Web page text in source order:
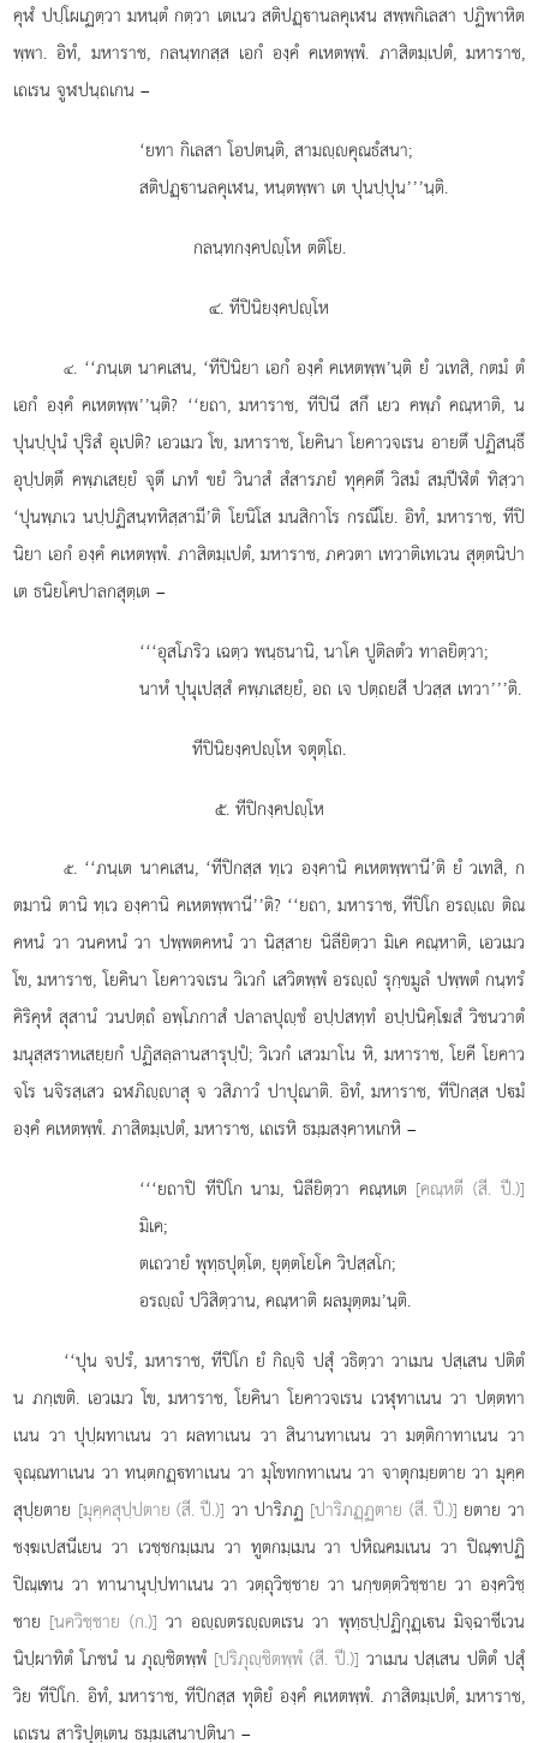
คุฬํ ปปฺโผเฏตฺวา มหนฺตํ กตฺวา เตเนว สติปฏฺานลคุเฬน สพฺพกิเลสา ปฏิพาหิต
พฺพา. อิทํ, มหาราช, กลนฺทกสฺส เอกํ องฺคํ คเหตพฺพํ. ภาสิตมฺเปตํ, มหาราช,
เถเรน จูฬปนฺถเกน –
‘ยทา กิเลสา โอปตนฺติ, สามฺคุณธํสนา;
สติปฏฺานลคุเฬน, หนฺตพฺพา เต ปุนปฺปุน’’’นฺติ.
กลนฺทกงฺคปฺโห ตติโย.
๔. ทีปินิยงฺคปฺโห
๔. ‘‘ภนฺเตนาคเสน, ‘ทีปินิยา เอกํ องฺคํ คเหตพฺพ’นฺติ ยํ วเทสิ, กตมํ ตํ
เอกํ องฺคํ คเหตพฺพ’’นฺติ? ‘‘ยถา, มหาราช, ทีปินี สกึ เยว คพฺภํ คณฺหาติ, น
ปุนปฺปุนํ ปุริสํ อุเปติ? เอวเมว โข, มหาราช, โยคินา โยคาวจเรน อายตึ ปฏิสนฺธึ
อุปฺปตฺตึ คพฺภเสยฺยํ จุตึ เภทํ ขยํ วินาสํ สํสารภยํ ทุคฺคตึ วิสมํ สมฺปีฬิตํ ทิสฺวา
‘ปุนพฺภเวนปฺปฏิสนฺทหิสฺสามี’ติ โยนิโส มนสิกาโร กรณีโย. อิทํ, มหาราช, ทีปิ
นิยา เอกํ องฺคํ คเหตพฺพํ. ภาสิตมฺเปตํ, มหาราช, ภควตา เทวาติเทเวน สุตฺตนิปา
เต ธนิยโคปาลกสุตฺเต –
‘‘‘อุสโภริว เฉตฺว พนฺธนานิ, นาโค ปูติลตํว ทาลยิตฺวา;
นาหํ ปุนุเปสฺสํ คพฺภเสยฺยํ, อถ เจ ปตฺถยสี ปวสฺส เทวา’’’ติ.
ทีปินิยงฺคปฺโห จตุตฺโถ.
๕. ทีปิกงฺคปฺโห
๕. ‘‘ภนฺเต นาคเสน, ‘ทีปิกสฺส ทฺเว องฺคานิ คเหตพฺพานี’ติ ยํ วเทสิ, ก
ตมานิ ตานิ ทฺเว องฺคานิ คเหตพฺพานี’’ติ? ‘‘ยถา, มหาราช, ทีปิโก อรฺเ ติณ
คหนํ วา วนคหนํ วา ปพฺพตคหนํ วา นิสฺสาย นิลียิตฺวา มิเค คณฺหาติ, เอวเมว
โข, มหาราช, โยคินา โยคาวจเรน วิเวกํ เสวิตพฺพํ อรฺํ รุกฺขมูลํ ปพฺพตํ กนฺทรํ
คิริคุหํ สุสานํ วนปตฺถํ อพฺโภกาสํ ปลาลปุฺชํ อปฺปสทฺทํ อปฺปนิคฺโฆสํ วิชนวาตํ
มนุสฺสราหเสยฺยกํ ปฏิสลฺลานสารุปฺปํ; วิเวกํ เสวมาโน หิ, มหาราช, โยคี โยคาว
จโร นจิรสฺเสว ฉฬภิฺาสุ จ วสิภาวํ ปาปุณาติ. อิทํ, มหาราช, ทีปิกสฺส ปมํ
องฺคํ คเหตพฺพํ. ภาสิตมฺเปตํ, มหาราช, เถเรหิ ธมฺมสงฺคาหเกหิ –
‘‘‘ยถาปิ ทีปิโก นาม, นิลียิตฺวา คณฺหเต [คณฺหตี (สี. ปี.)]
มิเค;
ตเถวายํ พุทฺธปุตฺโต, ยุตฺตโยโค วิปสฺสโก;
อรฺํ ปวิสิตฺวาน, คณฺหาติ ผลมุตฺตม’นฺติ.
‘‘ปุน จปรํ, มหาราช, ทีปิโก ยํ กิฺจิ ปสุํ วธิตฺวา วาเมน ปสฺเสน ปติตํ
น ภกฺเขติ. เอวเมว โข, มหาราช, โยคินา โยคาวจเรน เวฬุทาเนน วา ปตฺตทา
เนน วา ปุปฺผทาเนน วา ผลทาเนน วา สินานทาเนน วา มตฺติกาทาเนน วา
จุณฺณทาเนน วา ทนฺตกฏฺทาเนน วา มุโขทกทาเนน วา จาตุกมฺยตาย วา มุคฺค
สุปฺยตาย [มุคฺคสุปฺปตาย (สี. ปี.)] วา ปาริภฏ [ปาริภฏฺฏตาย (สี. ปี.)] ยตาย วา
ชงฺฆเปสนีเยน วา เวชฺชกมฺเมน วา ทูตกมฺเมน วา ปหิณคมเนน วา ปิณฺฑปฏิ
ปิณฺเฑน วา ทานานุปฺปทาเนน วา วตฺถุวิชฺชาย วา นกฺขตฺตวิชฺชาย วา องฺควิชฺ
ชาย [นควิชฺชาย (ก.)] วา อฺตรฺตเรน วา พุทฺธปฺปฏิกุฏฺเน มิจฺฉาชีเวน
นิปฺผาทิตํ โภชนํ น ภุฺชิตพฺพํ [ปริภุฺชิตพฺพํ (สี. ปี.)] วาเมน ปสฺเสน ปติตํ ปสุํ
วิย ทีปิโก. อิทํ, มหาราช, ทีปิกสฺส ทุติยํ องฺคํ คเหตพฺพํ. ภาสิตมฺเปตํ, มหาราช,
เถเรน สาริปุตฺเตน ธมฺมเสนาปตินา –